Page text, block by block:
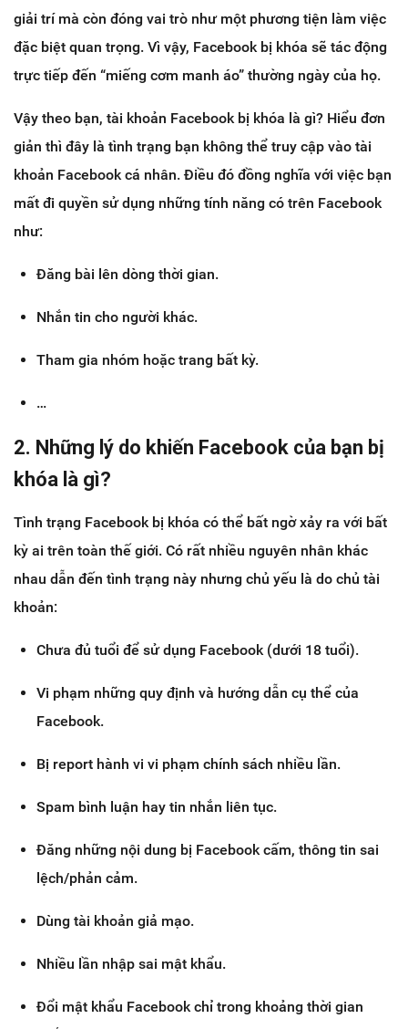
giải trí mà còn đóng vai trò như một phương tiện làm việc
đặc biệt quan trọng. Vì vậy, Facebook bị khóa sẽ tác động
trực tiếp đến “miếng cơm manh áo” thường ngày của họ.
Vậy theo bạn, tài khoản Facebook bị khóa là gì? Hiểu đơn
giản thì đây là tình trạng bạn không thể truy cập vào tài
khoản Facebook cá nhân. Điều đó đồng nghĩa với việc bạn
mất đi quyền sử dụng những tính năng có trên Facebook
như:
Đăng bài lên dòng thời gian.
Nhắn tin cho người khác.
Tham gia nhóm hoặc trang bất kỳ.
…
2. Những lý do khiến Facebook của bạn bị
khóa là gì?
Tình trạng Facebook bị khóa có thể bất ngờ xảy ra với bất
kỳ ai trên toàn thế giới. Có rất nhiều nguyên nhân khác
nhau dẫn đến tình trạng này nhưng chủ yếu là do chủ tài
khoản:
Chưa đủ tuổi để sử dụng Facebook (dưới 18 tuổi).
Vi phạm những quy định và hướng dẫn cụ thể của
Facebook.
Bị report hành vi vi phạm chính sách nhiều lần.
Spam bình luận hay tin nhắn liên tục.
Đăng những nội dung bị Facebook cấm, thông tin sai
lệch/phản cảm.
Dùng tài khoản giả mạo.
Nhiều lần nhập sai mật khẩu.
Đổi mật khẩu Facebook chỉ trong khoảng thời gian